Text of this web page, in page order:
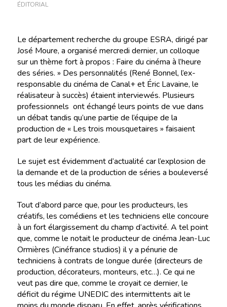
ÉDITORIAL
Le département recherche du groupe ESRA, dirigé par
José Moure, a organisé mercredi dernier, un colloque
sur un thème fort à propos : Faire du cinéma à l’heure
des séries. » Des personnalités (René Bonnel, l’ex-
responsable du cinéma de Canal+ et Éric Lavaine, le
réalisateur à succès) étaient interviewés. Plusieurs
professionnels ont échangé leurs points de vue dans
un débat tandis qu’une partie de l’équipe de la
production de « Les trois mousquetaires » faisaient
part de leur expérience.
Le sujet est évidemment d’actualité car l’explosion de
la demande et de la production de séries a bouleversé
tous les médias du cinéma.
Tout d’abord parce que, pour les producteurs, les
créatifs, les comédiens et les techniciens elle concoure
à un fort élargissement du champ d’activité. A tel point
que, comme le notait le producteur de cinéma Jean-Luc
Ormières (Cinéfrance studios) il y a pénurie de
techniciens à contrats de longue durée (directeurs de
production, décorateurs, monteurs, etc…). Ce qui ne
veut pas dire que, comme le croyait ce dernier, le
déficit du régime UNEDIC des intermittents ait le